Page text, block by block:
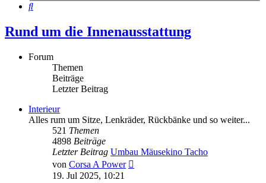
Suche
Rund um die Innenausstattung
Forum
Themen
Beiträge
Letzter Beitrag
Interieur
Alles rum um Sitze, Lenkräder, Rückbänke und so weiter...
521 Themen
4898 Beiträge
Letzter Beitrag Umbau Mäusekino Tacho
von Corsa A Power
19. Jul 2025, 10:21